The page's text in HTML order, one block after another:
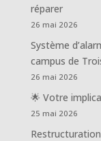
réparer
26 mai 2026
Système
campus de
26 mai 2026
🌟 Votre
25 mai 2026